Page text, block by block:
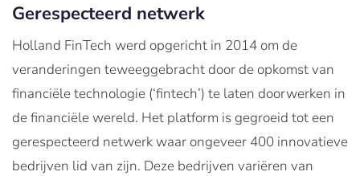
Gerespecteerd netwerk
Holland FinTech werd opgericht in 2014 om de
veranderingen teweeggebracht door de opkomst van
financiële technologie (‘fintech’) te laten doorwerken in
de financiële wereld. Het platform is gegroeid tot een
gerespecteerd netwerk waar ongeveer 400 innovatieve
bedrijven lid van zijn. Deze bedrijven variëren van